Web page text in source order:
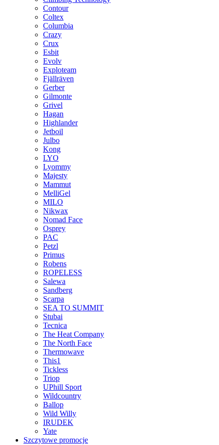
Contour
Coltex
Columbia
Crazy
Crux
Esbit
Evolv
Exploteam
Fjällräven
Gerber
Gilmonte
Grivel
Hagan
Highlander
Jetboil
Julbo
Kong
LYO
Lyommy
Majesty
Mammut
MelliGel
MILO
Nikwax
Nomad Face
Osprey
PAC
Petzl
Primus
Robens
ROPELESS
Salewa
Sandberg
Scarpa
SEA TO SUMMIT
Stubai
Tecnica
The Heat Company
The North Face
Thermowave
This1
Tickless
Triop
UPhill Sport
Wildcountry
Ballop
Wild Willy
IRUDEK
Yate
Szczytowe promocje